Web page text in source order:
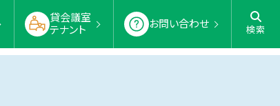
貸会議室
テナント
お問い合わせ 検索